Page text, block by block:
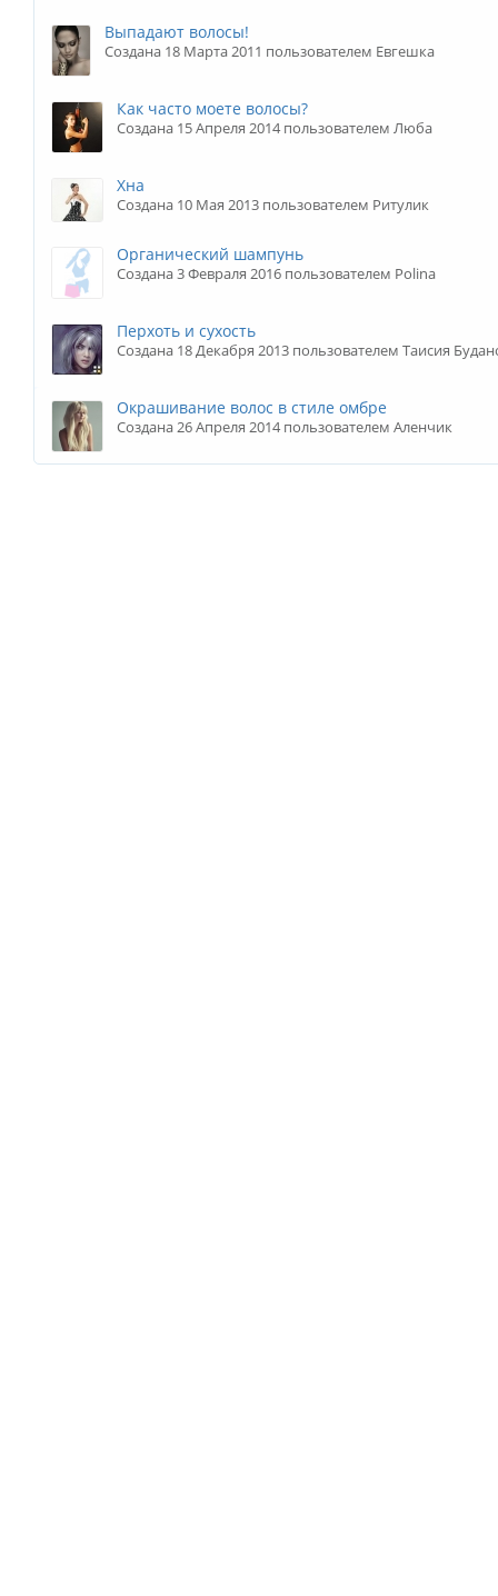
Выпадают волосы!
Создана 18 Марта 2011 пользователем Евгешка
Как часто моете волосы?
Создана 15 Апреля 2014 пользователем Люба
Хна
Создана 10 Мая 2013 пользователем Ритулик
Органический шампунь
Создана 3 Февраля 2016 пользователем Polina
Перхоть и сухость
Создана 18 Декабря 2013 пользователем Таисия
Окрашивание волос в стиле омбре
Создана 26 Апреля 2014 пользователем Аленчик